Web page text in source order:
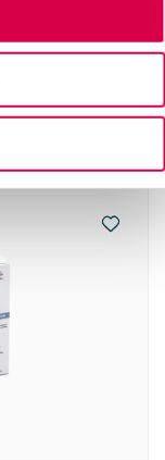
173.01
188.58incl. BTW